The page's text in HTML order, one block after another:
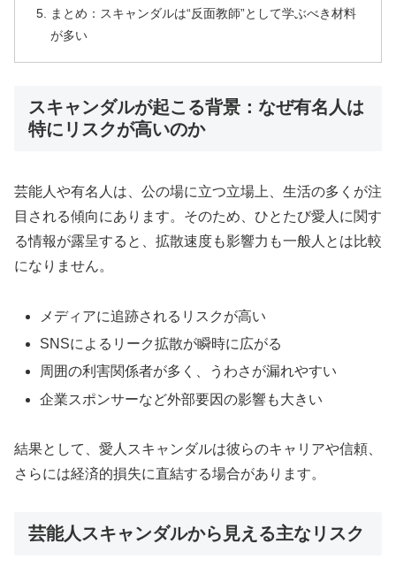
まとめ：スキャンダルは“反面教師”として学ぶべき材料
が多い
スキャンダルが起こる背景：なぜ有名人は
特にリスクが高いのか
芸能人や有名人は、公の場に立つ立場上、生活の多くが注
目される傾向にあります。そのため、ひとたび愛人に関す
る情報が露呈すると、拡散速度も影響力も一般人とは比較
になりません。
メディアに追跡されるリスクが高い
SNSによるリーク拡散が瞬時に広がる
周囲の利害関係者が多く、うわさが漏れやすい
企業スポンサーなど外部要因の影響も大きい
結果として、愛人スキャンダルは彼らのキャリアや信頼、
さらには経済的損失に直結する場合があります。
芸能人スキャンダルから見える主なリスク